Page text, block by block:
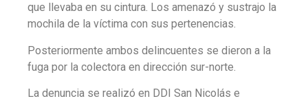
que llevaba en su cintura. Los amenazó y sustrajo la
mochila de la víctima con sus pertenencias.
Posteriormente ambos delincuentes se dieron a la
fuga por la colectora en dirección sur-norte.
La denuncia se realizó en DDI San Nicolás e